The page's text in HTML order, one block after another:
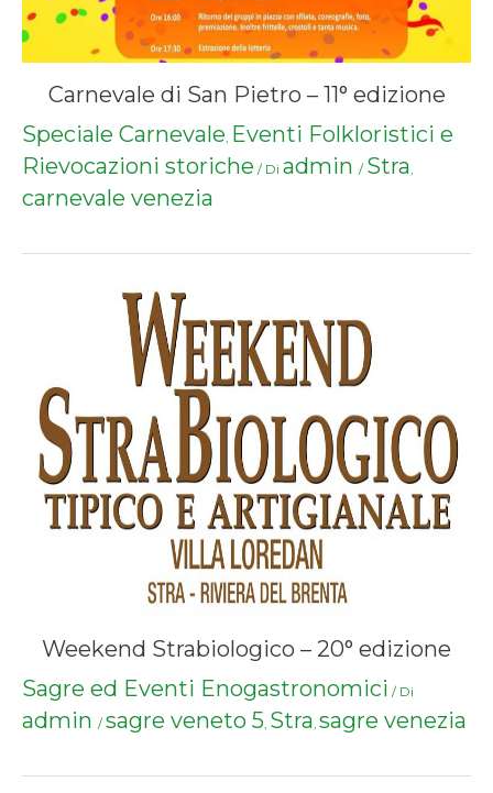
Carnevale di San Pietro – 11° edizione
Speciale Carnevale, Eventi Folkloristici e
Rievocazioni storiche / Di admin / Stra,
carnevale venezia
Weekend Strabiologico – 20° edizione
Sagre ed Eventi Enogastronomici / Di
admin /sagre veneto 5, Stra, sagre venezia